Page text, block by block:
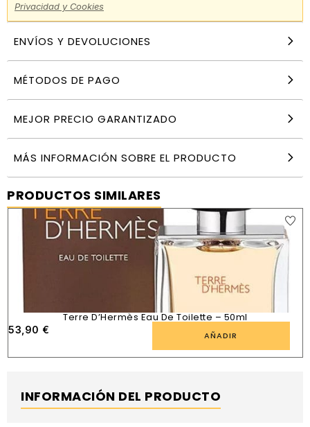
Privacidad y Cookies
ENVÍOS Y DEVOLUCIONES
MÉTODOS DE PAGO
MEJOR PRECIO GARANTIZADO
MÁS INFORMACIÓN SOBRE EL PRODUCTO
PRODUCTOS SIMILARES
Terre D’Hermès Eau De Toilette – 50ml
53,90 € AÑADIR
INFORMACIÓN DEL PRODUCTO